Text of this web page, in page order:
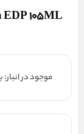
105ML
موجود در انبار: